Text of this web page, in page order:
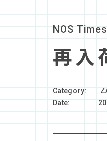
NOS Times
再入
Category
Date